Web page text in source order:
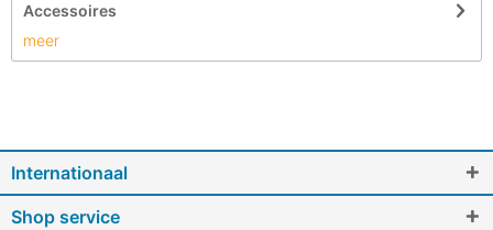
Accessoires
meer
Internationaal
Shop service